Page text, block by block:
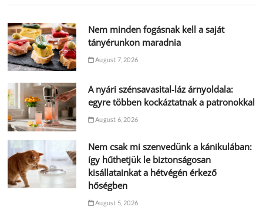
Nem minden fogásnak kell a saját
tányérunkon maradnia
August 7, 2026
A nyári szénsavasital-láz árnyoldala:
egyre többen kockáztatnak a patronokkal
August 6, 2026
Nem csak mi szenvedünk a kánikulában:
így hűthetjük le biztonságosan
kisállatainkat a hétvégén érkező
hőségben
August 5, 2026